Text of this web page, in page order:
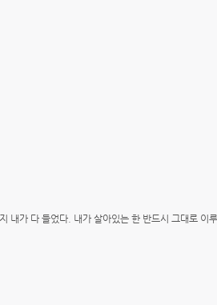
내가 다 들었다. 내가 살아있는 한 반드시 그대로 이